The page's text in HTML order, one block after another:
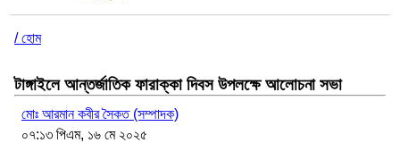
/ হোম
টাঙ্গাইলে আন্তর্জাতিক ফারাক্কা দিবস উপলক্ষে আলোচনা সভা
মোঃ আরমান কবীর সৈকত (সম্পাদক)
০৭:১৩ পিএম, ১৬ মে ২০২৫